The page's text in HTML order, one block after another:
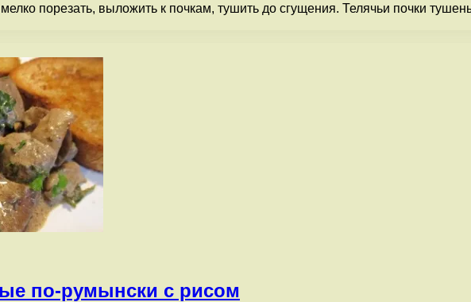
порезать, выложить к почкам, тушить до сгущения. Телячьи почки
по-румынски с рисом